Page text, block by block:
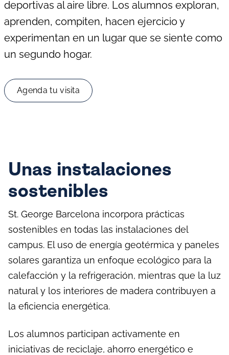
deportivas al aire libre. Los alumnos exploran,
aprenden, compiten, hacen ejercicio y
experimentan en un lugar que se siente como
un segundo hogar.
Agenda tu visita
Unas instalaciones
sostenibles
St. George Barcelona incorpora prácticas
sostenibles en todas las instalaciones del
campus. El uso de energía geotérmica y paneles
solares garantiza un enfoque ecológico para la
calefacción y la refrigeración, mientras que la luz
natural y los interiores de madera contribuyen a
la eficiencia energética.
Los alumnos participan activamente en
iniciativas de reciclaje, ahorro energético e